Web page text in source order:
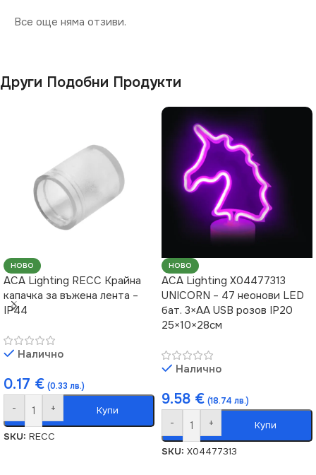
Все още няма отзиви.
Други Подобни Продукти
НОВО
ACA Lighting RECC Крайна
капачка за въжена лента –
IP44
Налично
0.17 € (0.33 лв.)
- + Купи
SKU: RECC
НОВО
ACA Lighting X04477313
UNICORN – 47 неонови LED
бат. 3×AA USB розов IP20
25×10×28см
Налично
9.58 € (18.74 лв.)
- + Купи
SKU: X04477313